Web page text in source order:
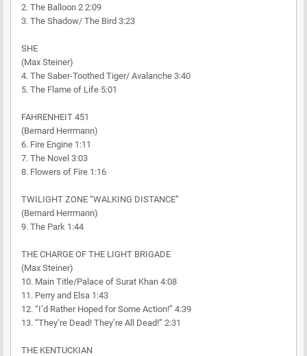
2. The Balloon 2 2:09
3. The Shadow/ The Bird 3:23
SHE
(Max Steiner)
4. The Saber-Toothed Tiger/ Avalanche 3:40
5. The Flame of Life 5:01
FAHRENHEIT 451
(Bernard Herrmann)
6. Fire Engine 1:11
7. The Novel 3:03
8. Flowers of Fire 1:16
TWILIGHT ZONE “WALKING DISTANCE”
(Bernard Herrmann)
9. The Park 1:44
THE CHARGE OF THE LIGHT BRIGADE
(Max Steiner)
10. Main Title/Palace of Surat Khan 4:08
11. Perry and Elsa 1:43
12. “I’d Rather Hoped for Some Action!” 4:39
13. “They’re Dead! They’re All Dead!” 2:31
THE KENTUCKIAN